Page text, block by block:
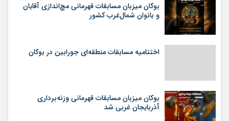
بوکان میزبان مسابقات قهرمانی مچ‌اندازی آقایان
و بانوان شمال‌غرب کشور
اختتامیه مسابقات منطقه‌ای جورابین در بوکان
بوکان میزبان مسابقات قهرمانی وزنه‌برداری
آذربایجان غربی شد